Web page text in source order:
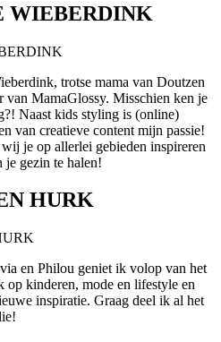
WIEBERDINK
trotse mama van Doutzen
van MamaGlossy. Misschien ken je
Naast kids styling is (online)
van creatieve content mijn passie!
je op allerlei gebieden inspireren
je gezin te halen!
HURK
en Philou geniet ik volop van het
op kinderen, mode en lifestyle en
inspiratie. Graag deel ik al het